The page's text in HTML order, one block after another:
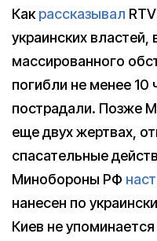
Какрассказывал
украинских властей,
массированного
погибли не менее 10
пострадали. Позже
еще двух жертвах,
спасательные
Минобороны РФ
нанесен по
Киев не